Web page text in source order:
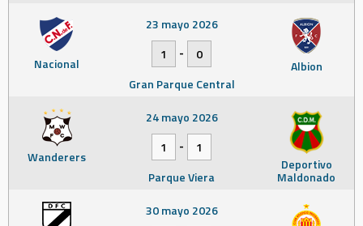
Nacional Albion
23 mayo 2026
1
-
0
Gran Parque Central
Wanderers Deportivo
Maldonado
24 mayo 2026
1
-
1
Parque Viera
30 mayo 2026